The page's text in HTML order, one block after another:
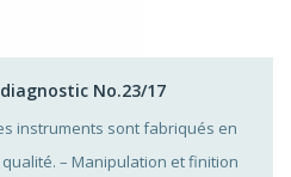
No.23/17
instruments sont fabriqués en
– Manipulation et finition